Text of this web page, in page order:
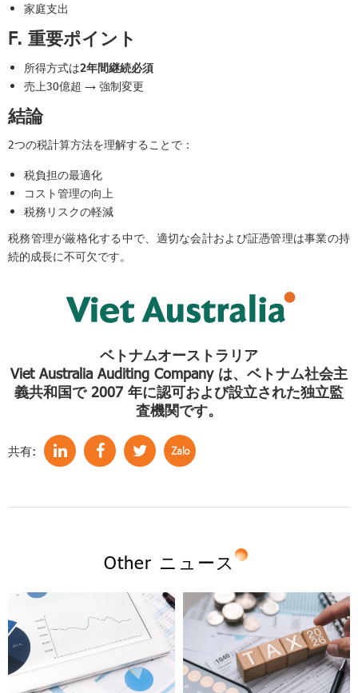
家庭支出
F. 重要ポイント
所得方式は2年間継続必須
売上30億超 → 強制変更
結論
2つの税計算方法を理解することで：
税負担の最適化
コスト管理の向上
税務リスクの軽減
税務管理が厳格化する中で、適切な会計および証憑管理は事業の持
続的成長に不可欠です。
ベトナムオーストラリア
Viet Australia Auditing Company は、ベトナム社会主
義共和国で 2007 年に認可および設立された独立監
査機関です。
共有:
Other ニュース